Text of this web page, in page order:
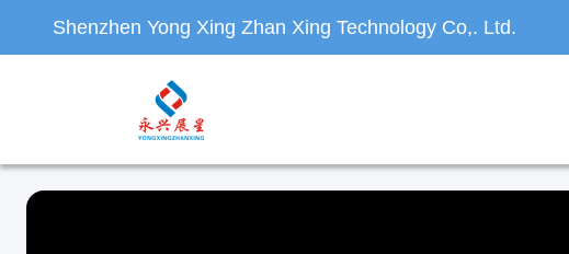
Shenzhen Yong Xing Zhan Xing Technology Co,. Ltd.